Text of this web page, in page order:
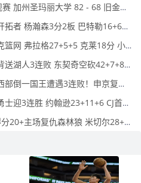
2026年01月14日 NCAA常规赛 加州圣玛丽大学 82 - 68 旧金山大学 全场集锦
2026年01月14日 勇士大胜开拓者 杨瀚森3分2板 巴特勒16+6+5 库里9中2送11助
2026年01月13日 独行侠力克篮网 弗拉格27+5+5 克莱18分 小波特28+9
2026年01月13日 国王背靠背送湖人3连败 东契奇空砍42+7+8+4断 威少22+5+7
2026年01月12日 火箭不敌西部倒一国王遭遇3连败！申京复出19+9 阿门31+13+6
2026年01月12日 老鹰轻取勇士迎3连胜 约翰逊23+11+6 CJ首秀12分 库里31+5
2026年01月11日 骑士5人得分20+主场复仇森林狼 米切尔28+8 爱德华兹25+5